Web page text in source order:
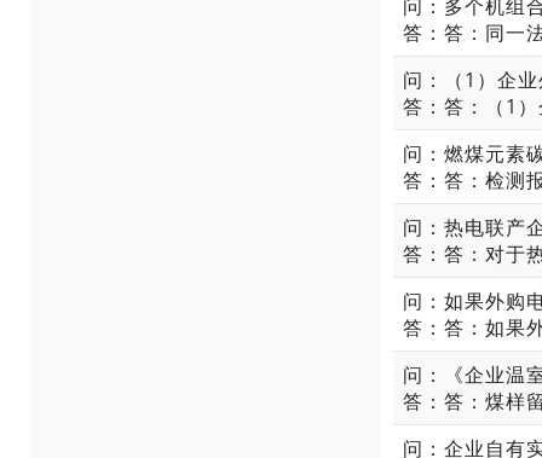
问：多个机组
问：热电联产
问：如果外购
答：答：如果
问：企业自有